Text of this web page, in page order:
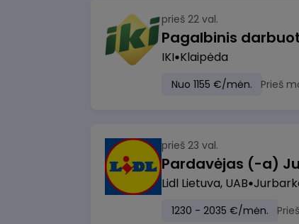
prieš 22 val.
IKI Klaipėda
Nuo 1155 €/mėn. Prieš
prieš 23 val.
Pardavėjas (-a)
Lidl Lietuva, UAB
1230 - 2035 €/mėn.